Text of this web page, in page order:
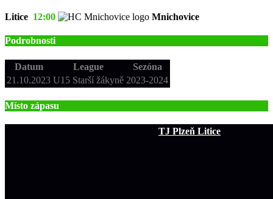
Litice 12:00 Mnichovice
Podrobnosti
Datum League
Sezóna
21.10.2023 U15 Starší žákyně 2023-2024
Místo zápasu
TJ Plzeň Litice